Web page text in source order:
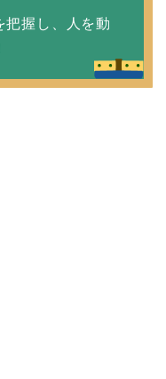
把握し、人を動